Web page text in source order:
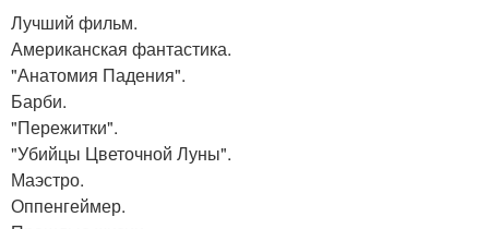
Лучший фильм.
Американская фантастика.
"Анатомия Падения".
Барби.
"Пережитки".
"Убийцы Цветочной Луны".
Маэстро.
Оппенгеймер.